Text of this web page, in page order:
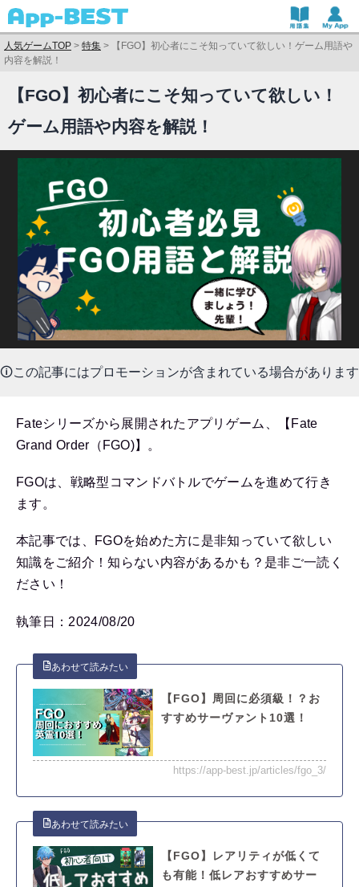
人気ゲームTOP > 特集 >
【FGO】初心者にこそ知っていて欲しい！ゲーム用語や
内容を解説！
【FGO】初心者にこそ知っていて欲しい！
ゲーム用語や内容を解説！
🛈この記事にはプロモーションが含まれている場合があります
Fateシリーズから展開されたアプリゲーム、【Fate
Grand Order（FGO)】。
FGOは、戦略型コマンドバトルでゲームを進めて行き
ます。
本記事では、FGOを始めた方に是非知っていて欲しい
知識をご紹介！知らない内容があるかも？是非ご一読く
ださい！
執筆日：2024/08/20
【FGO】周回に必須級！？お
すすめサーヴァント10選！
https://app-best.jp/articles/fgo_3/
【FGO】レアリティが低くて
も有能！低レアおすすめサー